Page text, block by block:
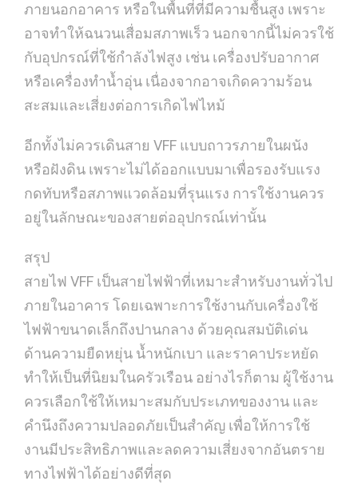
ภายนอกอาคาร หรือในพื้นที่ที่มีความชื้นสูง เพราะ
อาจทำให้ฉนวนเสื่อมสภาพเร็ว นอกจากนี้ไม่ควรใช้
กับอุปกรณ์ที่ใช้กำลังไฟสูง เช่น เครื่องปรับอากาศ
หรือเครื่องทำน้ำอุ่น เนื่องจากอาจเกิดความร้อน
สะสมและเสี่ยงต่อการเกิดไฟไหม้
อีกทั้งไม่ควรเดินสาย VFF แบบถาวรภายในผนัง
หรือฝังดิน เพราะไม่ได้ออกแบบมาเพื่อรองรับแรง
กดทับหรือสภาพแวดล้อมที่รุนแรง การใช้งานควร
อยู่ในลักษณะของสายต่ออุปกรณ์เท่านั้น
สรุป
สายไฟ VFF เป็นสายไฟฟ้าที่เหมาะสำหรับงานทั่วไป
ภายในอาคาร โดยเฉพาะการใช้งานกับเครื่องใช้
ไฟฟ้าขนาดเล็กถึงปานกลาง ด้วยคุณสมบัติเด่น
ด้านความยืดหยุ่น น้ำหนักเบา และราคาประหยัด
ทำให้เป็นที่นิยมในครัวเรือน อย่างไรก็ตาม ผู้ใช้งาน
ควรเลือกใช้ให้เหมาะสมกับประเภทของงาน และ
คำนึงถึงความปลอดภัยเป็นสำคัญ เพื่อให้การใช้
งานมีประสิทธิภาพและลดความเสี่ยงจากอันตราย
ทางไฟฟ้าได้อย่างดีที่สุด